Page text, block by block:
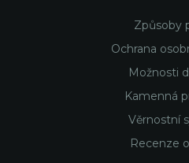
Způsoby
Ochrana
Možnosti
Kamenná
Věrnostní
Recenze